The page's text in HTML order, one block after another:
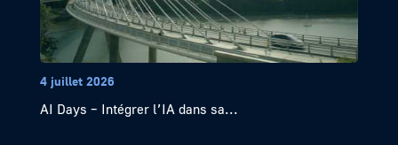
4 juillet 2026
AI Days – Intégrer l’IA dans sa...